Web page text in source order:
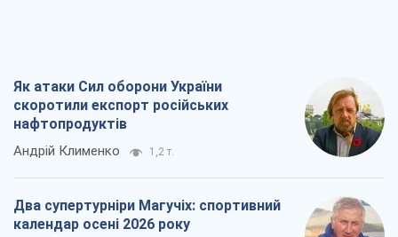
Як атаки Сил оборони України
скоротили експорт російських
нафтопродуктів
Андрій Клименко 1,2 т.
Два супертурніри Магучіх: спортивний
календар осені 2026 року